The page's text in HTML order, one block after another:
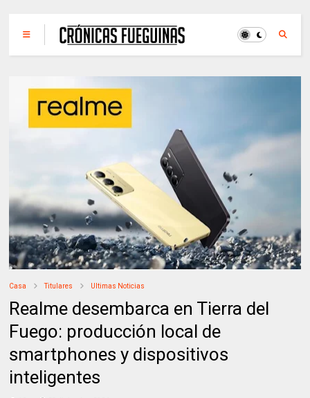
Casa Titulares Ultimas Noticias
Realme desembarca en Tierra del
Fuego: producción local de
smartphones y dispositivos
inteligentes